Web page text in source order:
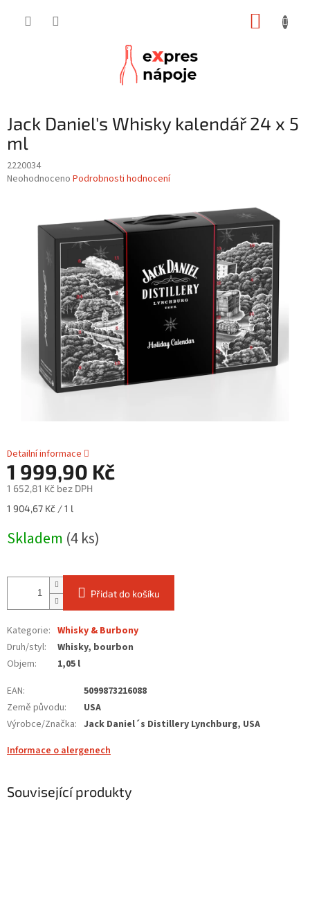
Jack Daniel's Whisky kalendář 24 x 5
ml
2220034
Průměrné
hvězdiček.
Neohodnoceno Podrobnosti hodnocení
Detailní informace
1 999,90 Kč
1 652,81 Kč bez DPH
Měrná
1 904,67 Kč / 1 l
Skladem (4 ks)
Přidat do košíku
Kategorie: Whisky & Burbony
Druh/styl:
Whisky, bourbon
Objem:
1,05 l
EAN:
5099873216088
Země původu:
USA
Výrobce/Značka: Jack Daniel´s Distillery Lynchburg, USA
Informace o alergenech
Související produkty